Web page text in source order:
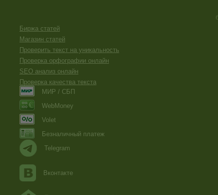
Биржа статей
Магазин статей
Проверить текст на уникальность
Проверка орфографии онлайн
SEO анализ онлайн
Проверка качества текста
МИР / СБП
WebMoney
Volet
Безналичный платеж
Telegram
Вконтакте